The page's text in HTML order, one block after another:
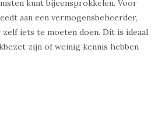
kunt bijeensprokkelen. Voor
aan een vermogensbeheerder,
iets te moeten doen. Dit is ideaal
zijn of weinig kennis hebben